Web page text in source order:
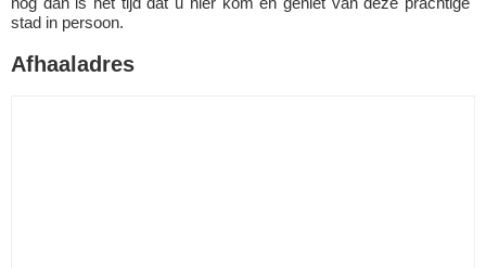
stad in persoon.
Afhaaladres